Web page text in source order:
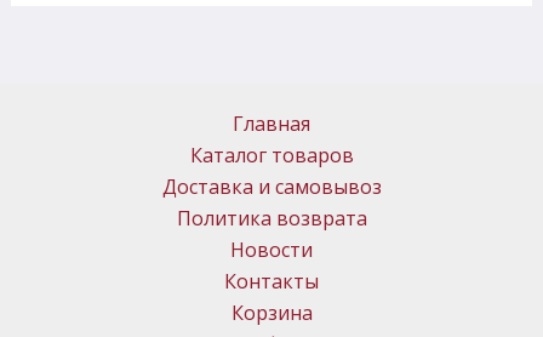
Главная
Каталог товаров
Доставка и самовывоз
Политика возврата
Новости
Контакты
Корзина